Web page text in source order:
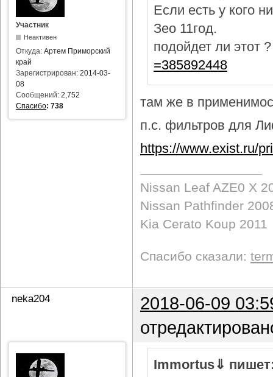
Участник
Неактивен
Откуда: Артем Приморский
край
Зарегистрирован: 2014-03-
08
Сообщений: 2,752
Спасибо: 738
Если есть у кого
Зео 11год.
подойдет ли этот
=385892448
там же в
п.с. фильтров для
https://www.exist.ru/
Nissan Leaf AZE0 X
Nissan Pathfinder
Kia Cerato Koup 2011
Спасибо сказали:
neka204
2018-06-09
Immortus⇓